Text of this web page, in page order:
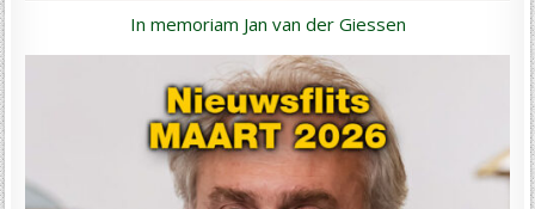
In memoriam Jan van der Giessen